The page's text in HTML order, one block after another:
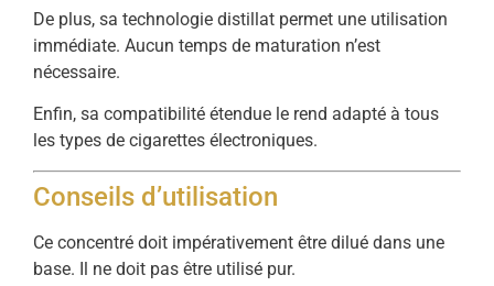
De plus, sa technologie distillat permet une utilisation
immédiate. Aucun temps de maturation n’est
nécessaire.
Enfin, sa compatibilité étendue le rend adapté à tous
les types de cigarettes électroniques.
Conseils d’utilisation
Ce concentré doit impérativement être dilué dans une
base. Il ne doit pas être utilisé pur.